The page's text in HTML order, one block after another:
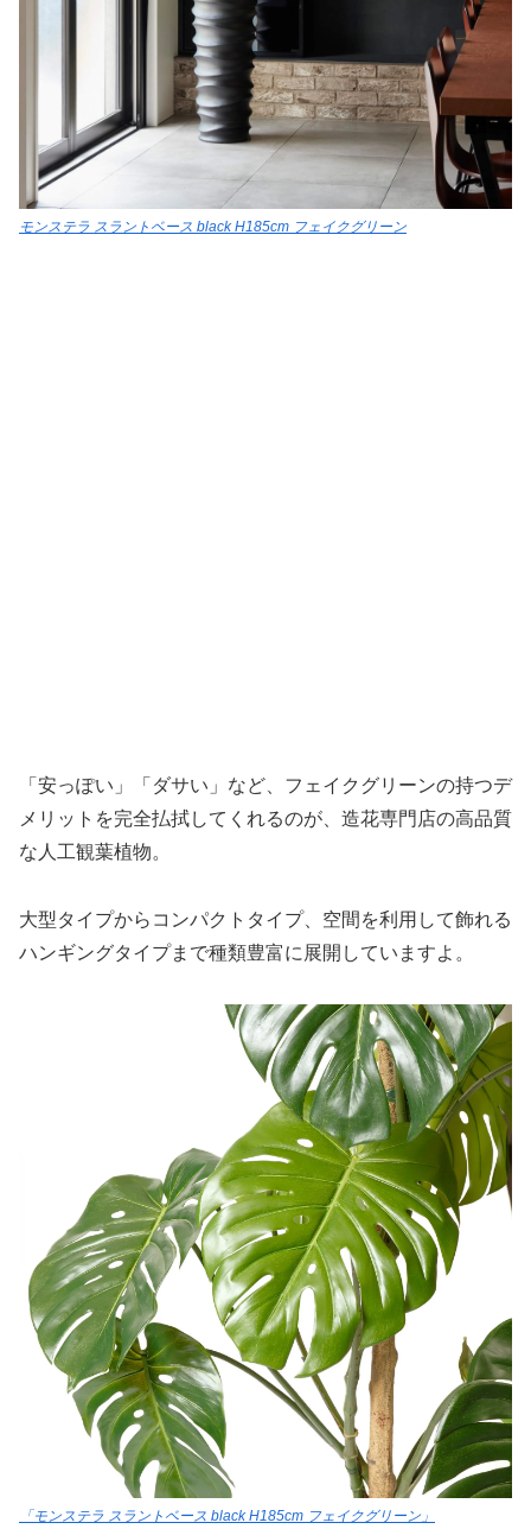
モンステラ スラントベース black H185cm フェイクグリーン
「安っぽい」「ダサい」など、フェイクグリーンの持つデ
メリットを完全払拭してくれるのが、造花専門店の高品質
な人工観葉植物。
大型タイプからコンパクトタイプ、空間を利用して飾れる
ハンギングタイプまで種類豊富に展開していますよ。
「モンステラ スラントベース black H185cm フェイクグリーン」